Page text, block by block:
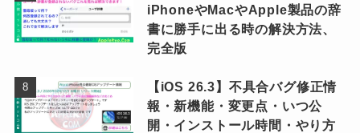
iPhoneやMacやApple製品の辞
書に勝手に出る時の解決方法、
完全版
【iOS 26.3】不具合バグ修正情
報・新機能・変更点・いつ公
開・インストール時間・やり方